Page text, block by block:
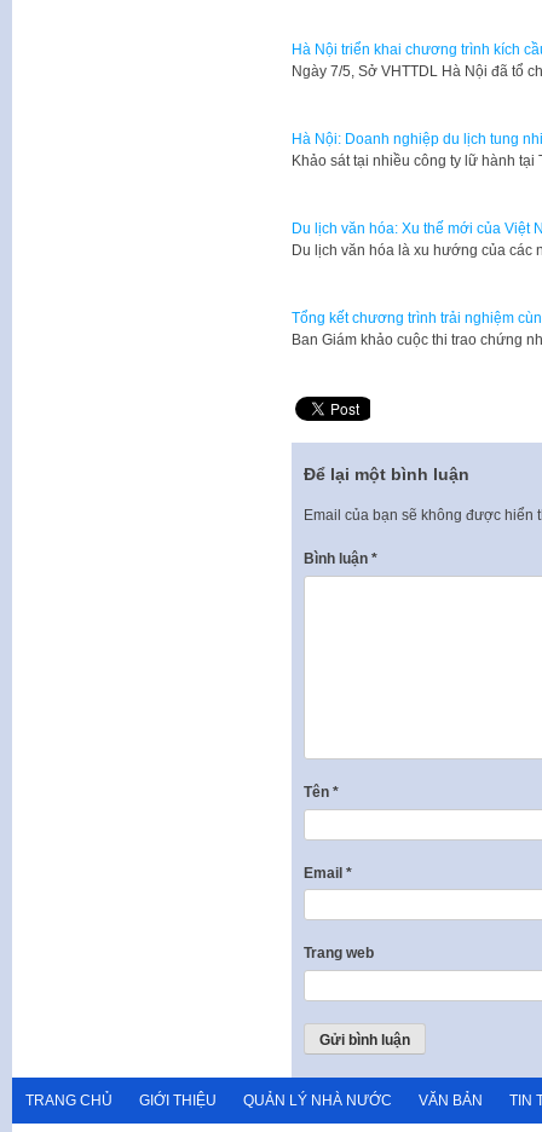
Hà Nội triển khai chương trình kích
​Ngày 7/5, Sở VHTTDL Hà Nội đã tổ
Hà Nội: Doanh nghiệp du lịch tung
​Khảo sát tại nhiều công ty lữ hành
Du lịch văn hóa: Xu thế mới của Việt
​Du lịch văn hóa là xu hướng của
Tổng kết chương trình trải nghiệm
Ban Giám khảo cuộc thi trao chứng
Để lại một bình luận
Email của bạn sẽ không được hiển
Bình luận *
Tên *
Email *
Trang web
TRANG CHỦ GIỚI THIỆU QUẢN LÝ NHÀ NƯỚC VĂN BẢN TIN